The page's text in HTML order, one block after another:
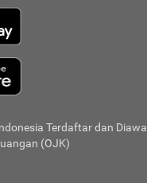
Terdaftar dan
(OJK)